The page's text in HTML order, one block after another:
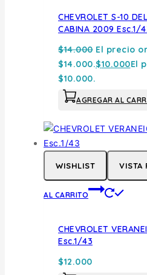
CHEVROLET S-10
CABINA 2009 Esc.1/
$14.000 El precio
$14.000.$10.000El
$10.000.
AGREGAR AL
WISHLIST VISTA
AL CARRITO
CHEVROLET
Esc.1/43
$12.000